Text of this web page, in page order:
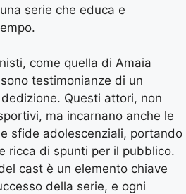
serie che educa e
come quella di Amaia
testimonianze di un
Questi attori, non
ma incarnano anche le
sfide adolescenziali, portando
ricca di spunti per il pubblico.
cast è un elemento chiave
della serie, e ogni